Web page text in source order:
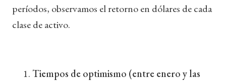
períodos, observamos el retorno en dólares de cada
clase de activo.
Tiempos de optimismo (entre enero y las